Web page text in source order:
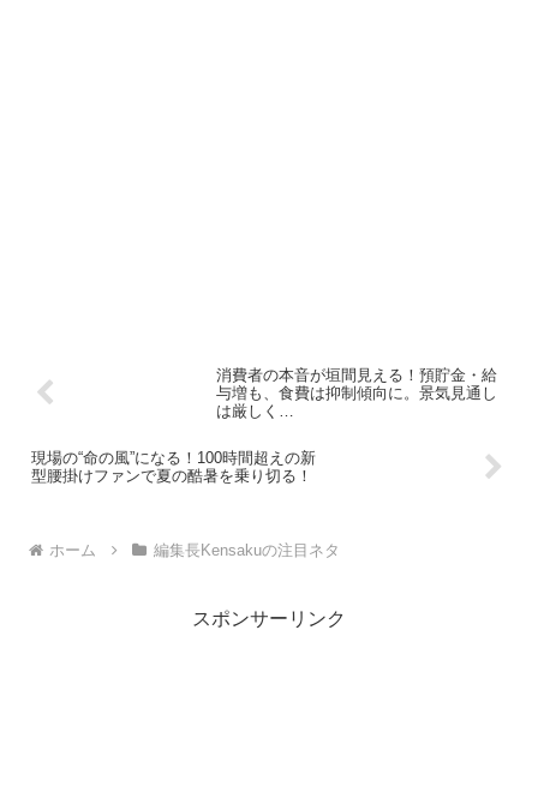
消費者の本音が垣間見える！預貯金・給
与増も、食費は抑制傾向に。景気見通し
は厳しく…
現場の“命の風”になる！100時間超えの新
型腰掛けファンで夏の酷暑を乗り切る！
ホーム 編集長Kensakuの注目ネタ
スポンサーリンク